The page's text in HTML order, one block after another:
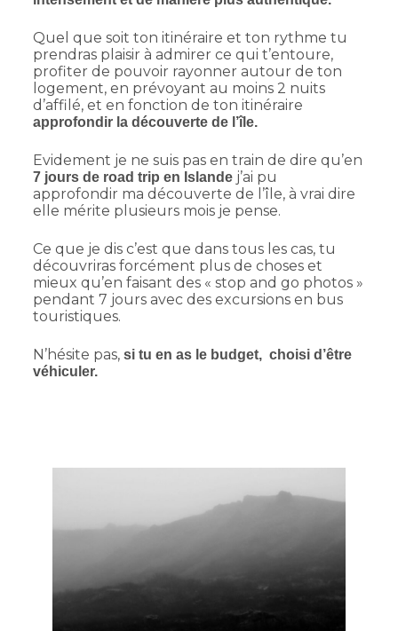
Quel que soit ton itinéraire et ton rythme tu
prendras plaisir à admirer ce qui t’entoure,
profiter de pouvoir rayonner autour de ton
logement, en prévoyant au moins 2 nuits
d’affilé, et en fonction de ton itinéraire
approfondir la découverte de l’île.
Evidement je ne suis pas en train de dire qu’en
7 jours de road trip en Islandej’ai pu
approfondir ma découverte de l’île, à vrai dire
elle mérite plusieurs mois je pense.
Ce que je dis c’est que dans tous les cas, tu
découvriras forcément plus de choses et
mieux qu’en faisant des « stop and go photos »
pendant 7 jours avec des excursions en bus
touristiques.
N’hésite pas,si tu en as le budget, choisi d’être
véhiculer.